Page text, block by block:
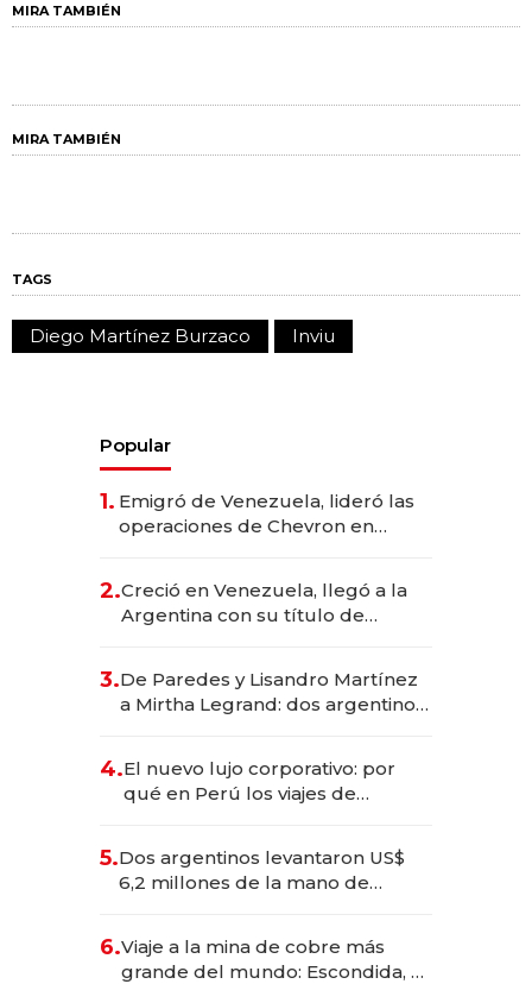
MIRA TAMBIÉN
MIRA TAMBIÉN
TAGS
Diego Martínez Burzaco Inviu
Popular
1. Emigró de Venezuela, lideró las
operaciones de Chevron en
2.Creció en Venezuela, llegó a la
Argentina con su título de
las marcas "fast premium"
3.De Paredes y Lisandro Martínez
a Mirtha Legrand: dos argentinos
4.El nuevo lujo corporativo: por
qué en Perú los viajes de
transformadoras
5.Dos argentinos levantaron US$
6,2 millones de la mano de
6.Viaje a la mina de cobre más
grande del mundo: Escondida, el